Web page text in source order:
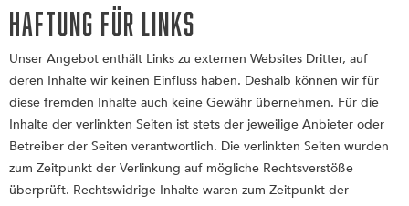
Haftung für Links
Unser Angebot enthält Links zu externen Websites Dritter, auf
deren Inhalte wir keinen Einfluss haben. Deshalb können wir für
diese fremden Inhalte auch keine Gewähr übernehmen. Für die
Inhalte der verlinkten Seiten ist stets der jeweilige Anbieter oder
Betreiber der Seiten verantwortlich. Die verlinkten Seiten wurden
zum Zeitpunkt der Verlinkung auf mögliche Rechtsverstöße
überprüft. Rechtswidrige Inhalte waren zum Zeitpunkt der